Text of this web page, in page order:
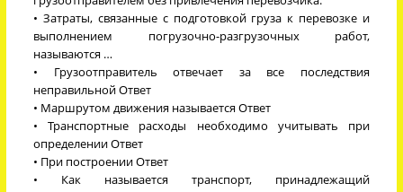
• Затраты, связанные с подготовкой груза к перевозке и
выполнением погрузочно-разгрузочных работ,
называются …
• Грузоотправитель отвечает за все последствия
неправильной Ответ
• Маршрутом движения называется Ответ
• Транспортные расходы необходимо учитывать при
определении Ответ
• При построении Ответ
• Как называется транспорт, принадлежащий